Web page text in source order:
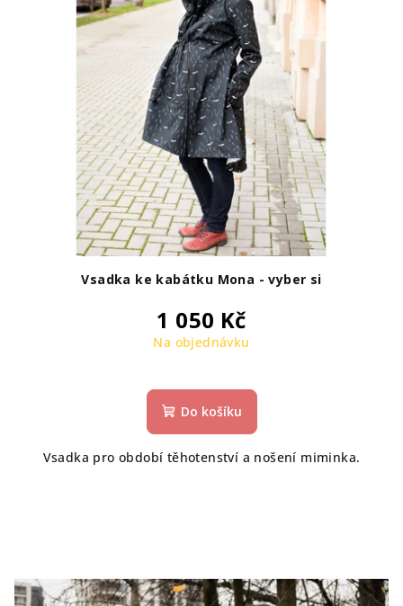
Vsadka ke kabátku Mona - vyber si
1 050 Kč
Na objednávku
Do košíku
Vsadka pro období těhotenství a nošení miminka.